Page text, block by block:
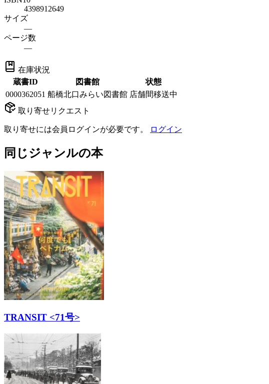
4398912649
サイズ
—
ページ数
—
在庫状況
蔵書ID
図書館
状態
0000362051 船橋北口みらい図書館 店舗間移送中
取り寄せリクエスト
取り寄せには会員ログインが必要です。 ログイン
同じジャンルの本
TRANSIT <71号>